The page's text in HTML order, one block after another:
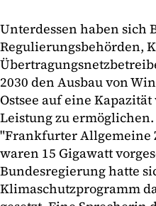
Unterdessen haben sich
Regulierungsbehörden,
2030 den Ausbau von
Ostsee auf eine
Leistung zu
"Frankfurter Allgemeine
waren 15 Gigawatt
Bundesregierung hatte
Klimaschutzprogramm